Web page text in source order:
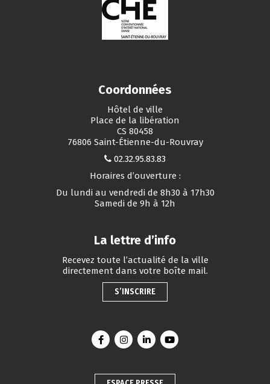
Coordonnées
Hôtel de ville
Place de la libération
CS 80458
76806 Saint-Étienne-du-Rouvray
02.32.95.83.83
Horaires d’ouverture :
Du lundi au vendredi de 8h30 à 17h30
Samedi de 9h à 12h
La lettre d’info
Recevez toute l’actualité de la ville
directement dans votre boîte mail.
S’INSCRIRE
Lien vers le compte Facebook
Lien vers le compte Instagram
Lien vers le compte Linkedin
Lien vers la chaîne